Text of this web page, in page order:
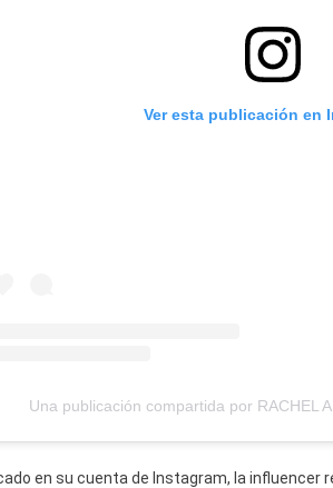
Ver esta publicación en
Una publicación compartida por RACHEL
en su cuenta de Instagram, la